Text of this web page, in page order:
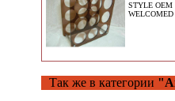
STYLE OEM
WELCOMED
Так же в категории